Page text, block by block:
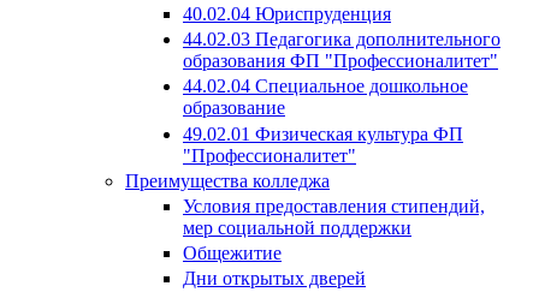
40.02.04 Юриспруденция
44.02.03 Педагогика дополнительного
образования ФП "Профессионалитет"
44.02.04 Специальное дошкольное
образование
49.02.01 Физическая культура ФП
"Профессионалитет"
Преимущества колледжа
Условия предоставления стипендий,
мер социальной поддержки
Общежитие
Дни открытых дверей